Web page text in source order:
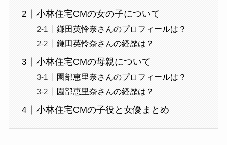
小林住宅CMの女の子について
鎌田英怜奈さんのプロフィールは？
鎌田英怜奈さんの経歴は？
小林住宅CMの母親について
園部恵里奈さんのプロフィールは？
園部恵里奈さんの経歴は？
小林住宅CMの子役と女優まとめ